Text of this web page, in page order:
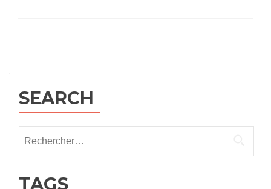
SEARCH
TAGS